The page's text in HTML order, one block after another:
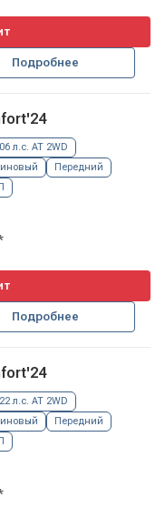
Подробнее
л.с. AT 2WD
Передний
Подробнее
л.с. AT 2WD
Передний